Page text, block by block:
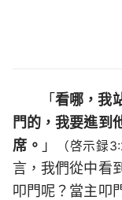
「看哪，我
門的，我要進到
席。 」 （啓示録
言，我們從中看
叩門呢？當主叩